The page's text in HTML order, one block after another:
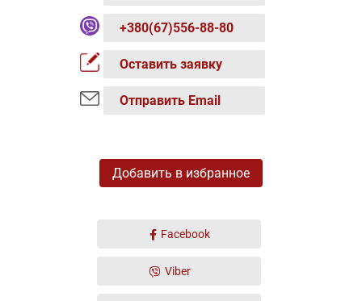
+380(67)556-88-80
Оставить заявку
Отправить Email
Добавить в избранное
Facebook
Viber